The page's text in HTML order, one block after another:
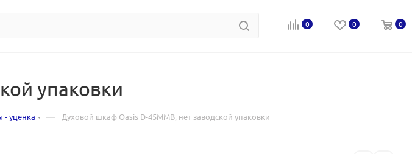
0 0 0
упаковки
уценка — Духовой шкаф Oasis D-45MMB, нет заводской упаковки